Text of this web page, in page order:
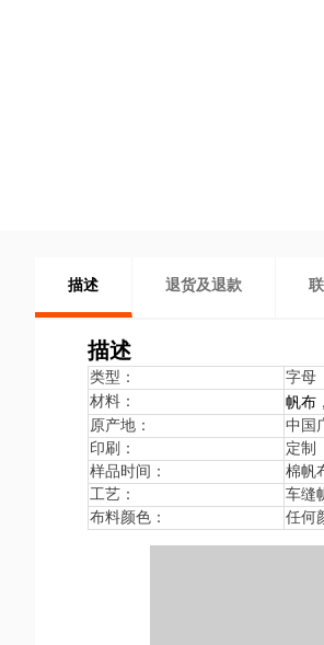
描述 退货及退款
描述
类型： 字母
材料：
帆布
原产地：
中国
印刷：
定制
样品时间：
棉帆
工艺：
车缝
布料颜色：
任何